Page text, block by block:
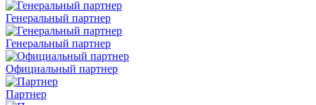
Генеральный партнер
Генеральный партнер
Официальный партнер
Партнер